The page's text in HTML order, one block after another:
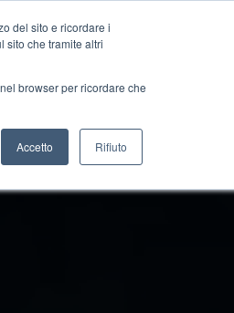
del sito e ricordare i
sito che tramite altri
browser per ricordare che
Accetto Rifiuto